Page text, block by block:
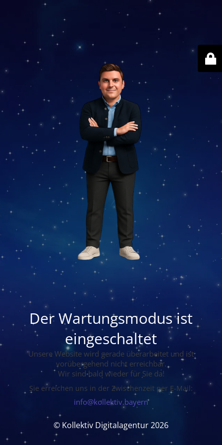
Der Wartungsmodus ist
eingeschaltet
Unsere Website wird gerade überarbeitet und ist
vorübergehend nicht erreichbar.
Wir sind bald wieder für Sie da!
Sie erreichen uns in der Zwischenzeit per E-Mail:
info@kollektiv.bayern
© Kollektiv Digitalagentur 2026